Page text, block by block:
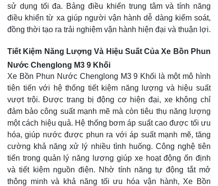
sử dụng tối đa. Bảng điều khiển trung tâm và tính năng
điều khiển từ xa giúp người vận hành dễ dàng kiểm soát,
đồng thời tạo ra trải nghiệm vận hành hiện đại và thuận lợi.
Tiết Kiệm Năng Lượng Và Hiệu Suất Của Xe Bồn Phun
Nước Chenglong M3 9 Khối
Xe Bồn Phun Nước Chenglong M3 9 Khối là một mô hình
tiên tiến với hệ thống tiết kiệm năng lượng và hiệu suất
vượt trội. Được trang bị động cơ hiện đại, xe không chỉ
đảm bảo công suất mạnh mẽ mà còn tiêu thụ năng lượng
một cách hiệu quả. Hệ thống bơm áp suất cao được tối ưu
hóa, giúp nước được phun ra với áp suất mạnh mẽ, tăng
cường khả năng xử lý nhiều tình huống. Công nghệ tiên
tiến trong quản lý năng lượng giúp xe hoạt động ổn định
và tiết kiệm nguồn điện. Nhờ tính năng tự động tắt mở
thông minh và khả năng tối ưu hóa vận hành, Xe Bồn